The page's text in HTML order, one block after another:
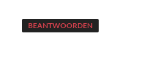
BEANTWOORDEN